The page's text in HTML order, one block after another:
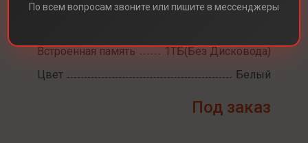
Edition
Встроенная память
1ТБ(Без Дисковода)
Цвет
Белый
Под заказ
По всем вопросам звоните или пишите в мессенджеры